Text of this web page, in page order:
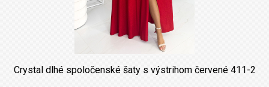
Crystal dlhé spoločenské šaty s výstrihom červené 411-2